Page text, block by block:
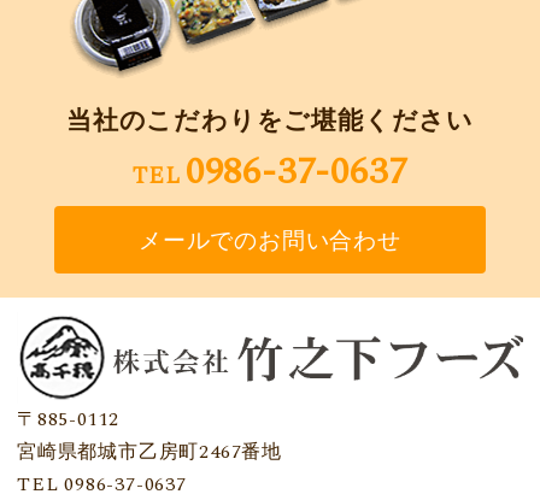
当社のこだわりをご堪能ください
TEL 0986-37-0637
メールでのお問い合わせ
〒885-0112
宮崎県都城市乙房町2467番地
TEL 0986-37-0637